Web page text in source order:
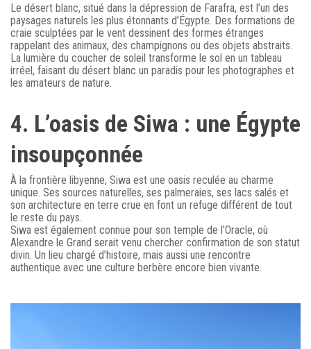
Le désert blanc, situé dans la dépression de Farafra, est l’un des
paysages naturels les plus étonnants d’Égypte. Des formations de
craie sculptées par le vent dessinent des formes étranges
rappelant des animaux, des champignons ou des objets abstraits.
La lumière du coucher de soleil transforme le sol en un tableau
irréel, faisant du désert blanc un paradis pour les photographes et
les amateurs de nature.
4. L’oasis de Siwa : une Égypte
insoupçonnée
À la frontière libyenne, Siwa est une oasis reculée au charme
unique. Ses sources naturelles, ses palmeraies, ses lacs salés et
son architecture en terre crue en font un refuge différent de tout
le reste du pays.
Siwa est également connue pour son temple de l’Oracle, où
Alexandre le Grand serait venu chercher confirmation de son statut
divin. Un lieu chargé d’histoire, mais aussi une rencontre
authentique avec une culture berbère encore bien vivante.